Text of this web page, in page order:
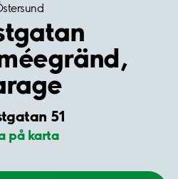
51
på karta